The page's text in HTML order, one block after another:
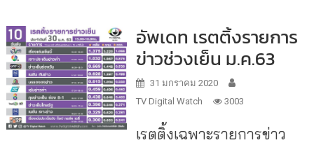
อัพเดท เรตติ้งรายการ
ข่าวช่วงเย็น ม.ค.63
31 มกราคม 2020
TV Digital Watch
3003
เรตติ้งเฉพาะรายการข่าว